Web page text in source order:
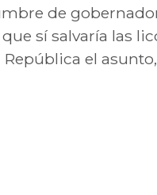
de
sí salvaría las
el